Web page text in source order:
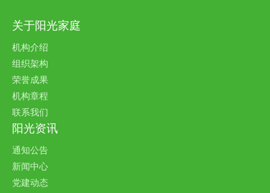
关于阳光家庭
机构介绍
组织架构
荣誉成果
机构章程
联系我们
阳光资讯
通知公告
新闻中心
党建动态